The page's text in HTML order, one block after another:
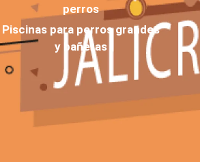
perros
Piscinas para perros grandes
y bañeras